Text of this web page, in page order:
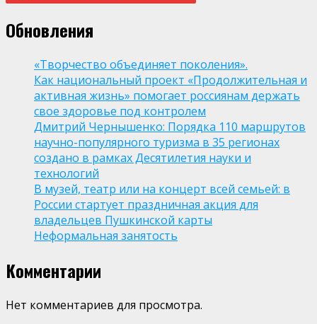
Обновления
«Творчество объединяет поколения».
Как национальный проект «Продолжительная и
активная жизнь» помогает россиянам держать
свое здоровье под контролем
Дмитрий Чернышенко: Порядка 110 маршрутов
научно-популярного туризма в 35 регионах
создано в рамках Десятилетия науки и
технологий
В музей, театр или на концерт всей семьей: в
России стартует праздничная акция для
владельцев Пушкинской карты
Неформальная занятость
Комментарии
Нет комментариев для просмотра.